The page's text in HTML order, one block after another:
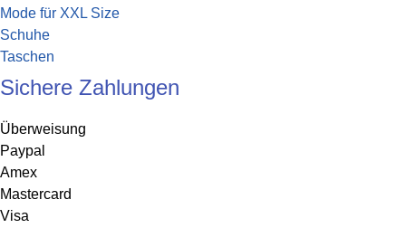
Mode für XXL Size
Schuhe
Taschen
Sichere Zahlungen
Überweisung
Paypal
Amex
Mastercard
Visa